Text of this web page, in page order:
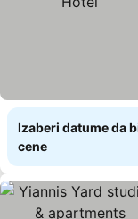
Izaberi datume da
cene